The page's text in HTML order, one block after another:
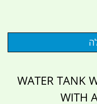
WATER TANK
WITH